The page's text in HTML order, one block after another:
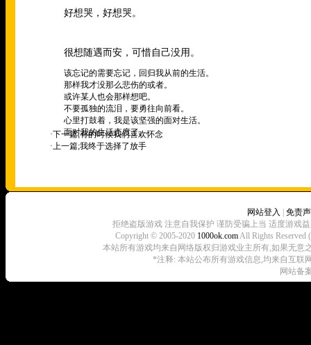
好想哭，好想哭。
很想随遇而安，可惜自己没用。
该忘记的需要忘记，回归我从前的生活。
那样我才没那么悲伤的或者。
或许某人也会那样想吧。
不要孤独的流泪，要勇往向前看。
心里打鼓着，我是该坚强的面对生活。
面对我的生活态度了。
·下一篇;有的时候我们喜欢怀念
·上一篇;我终于选择了放手
网站登入
免责
拒绝盗版游戏 注意自我保护 谨防受骗上当 适度游戏
Copyright © 2005-2020 1000ok.comAll Rights
本站所有游戏均来自网络版权归游戏业主所有,如果无意
*注释: 本站公布所有游戏信息,均来自互联
网站备